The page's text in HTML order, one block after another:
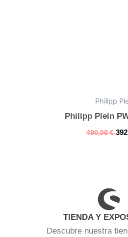
Philipp
Philipp Plein
490,00€
TIENDA Y
Descubre nuestra